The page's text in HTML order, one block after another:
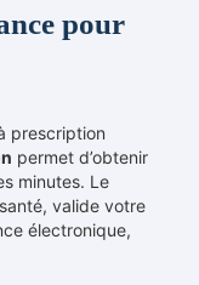
pour
prescription
permet d’obtenir
minutes. Le
valide votre
électronique,